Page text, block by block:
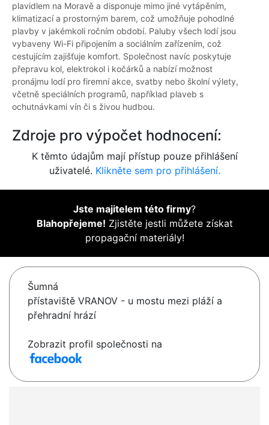
plavidlem na Moravě a disponuje mimo jiné vytápěním,
klimatizací a prostorným barem, což umožňuje pohodlné
plavby v jakémkoli ročním období. Paluby všech lodí jsou
vybaveny Wi-Fi připojením a sociálním zařízením, což
cestujícím zajišťuje komfort. Společnost navíc poskytuje
přepravu kol, elektrokol i kočárků a nabízí možnost
pronájmu lodí pro firemní akce, svatby nebo školní výlety,
včetně speciálních programů, například plaveb s
ochutnávkami vín či s živou hudbou.
Zdroje pro výpočet hodnocení:
K těmto údajům mají přístup pouze přihlášení
uživatelé. Klikněte sem pro přihlášení.
Jste majitelem této firmy?
Blahopřejeme! Zjistěte jestli můžete získat
propagační materiály!
Šumná
přístaviště VRANOV - u mostu mezi pláží a
přehradní hrází
Zobrazit profil společnosti na